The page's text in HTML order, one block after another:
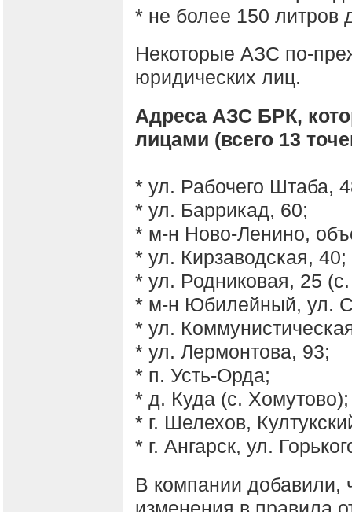
* не более 150 литров
Некоторые АЗС по-
юридических лиц.
Адреса АЗС БРК,
лицами (всего 13
* ул. Рабочего Штаба,
* ул. Баррикад, 60;
* м-н Ново-Ленино,
* ул. Кирзаводская, 40;
* ул. Родниковая, 25
* м-н Юбилейный, ул.
* ул.
* ул. Лермонтова, 93;
* п. Усть-Орда;
* д. Куда (с. Хомутово);
* г. Шелехов,
* г. Ангарск, ул.
В компании добавили,